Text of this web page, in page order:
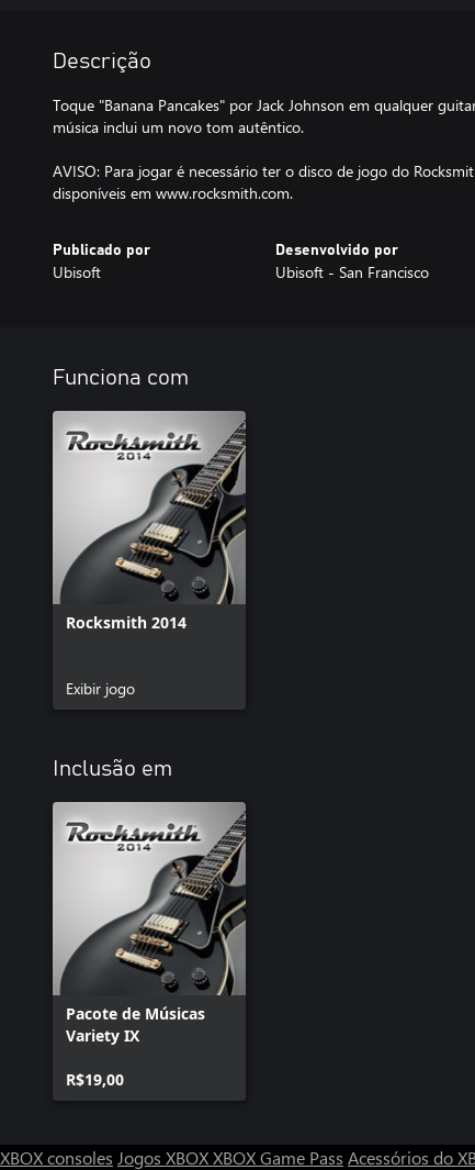
Descrição
Toque "Banana Pancakes" por Jack Johnson em qualquer
música inclui um novo tom autêntico.
AVISO: Para jogar é necessário ter o disco de jogo do
disponíveis em www.rocksmith.com.
Publicado por
Ubisoft
Desenvolvido por
Ubisoft - San Francisco
Funciona com
Rocksmith 2014
Exibir jogo
Inclusão em
Pacote de Músicas
Variety IX
R$19,00
XBOX consoles Jogos XBOXXBOX Game Pass Acessórios do